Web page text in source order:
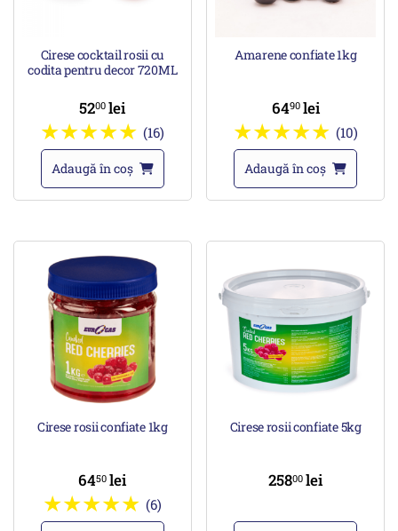
Cirese cocktail rosii cu
codita pentru decor 720ML
5200lei
(16)
Adaugă în coș
Amarene confiate 1kg
6490 lei
(10)
Adaugă în coș
Cirese rosii confiate 1kg
6450lei
(6)
Cirese rosii confiate 5kg
25800lei